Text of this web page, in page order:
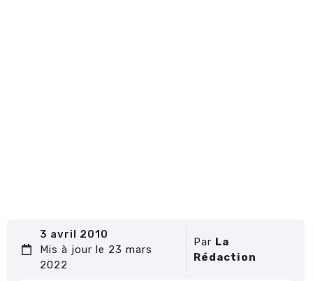
3 avril 2010
Mis à jour le 23 mars
2022
Par La
Rédaction